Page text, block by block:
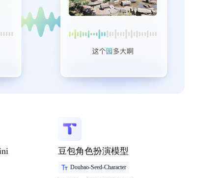
豆包角色扮演模型
Doubao-Seed-Character